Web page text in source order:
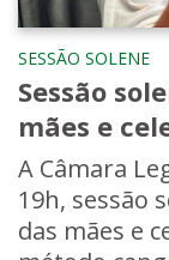
SESSÃO SOLENE
Sessão
mães e
A Câmara
19h, sessão
das mães e